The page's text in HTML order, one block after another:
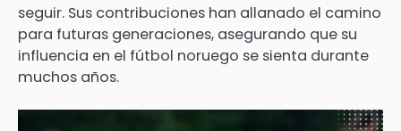
seguir. Sus contribuciones han allanado el camino
para futuras generaciones, asegurando que su
influencia en el fútbol noruego se sienta durante
muchos años.